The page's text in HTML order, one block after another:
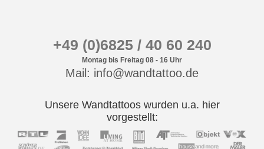
+49 (0)6825 / 40 60 240
Montag bis Freitag 08 - 16 Uhr
Mail: info@wandtattoo.de
Unsere Wandtattoos wurden u.a. hier
vorgestellt: